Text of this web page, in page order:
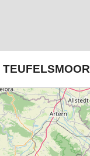
TEUFELSMOOR